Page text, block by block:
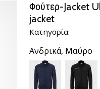
Φούτερ-Jacket
jacket
Κατηγορία:
Ανδρικά, Μαύρο